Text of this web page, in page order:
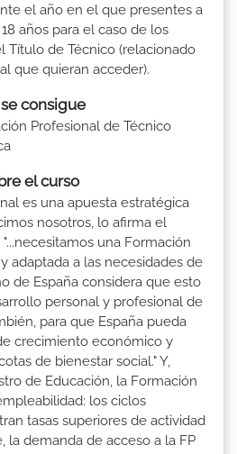
el año en el que presentes a
años para el caso de los
Título de Técnico (relacionado
que quieran acceder).
consigue
Profesional de Técnico
el curso
es una apuesta estratégica
nosotros, lo afirma el
una Formación
adaptada a las necesidades de
de España considera que esto
personal y profesional de
para que España pueda
crecimiento económico y
de bienestar social." Y,
de Educación, la Formación
los ciclos
tasas superiores de actividad
la demanda de acceso a la FP